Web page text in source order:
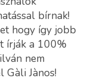
bírnak!
hogy így jobb
írják a 100%
nem
Gàli Jànos!